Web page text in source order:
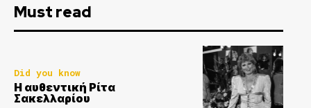
Must read
Did you know
Η αυθεντική Ρίτα
Σακελλαρίου